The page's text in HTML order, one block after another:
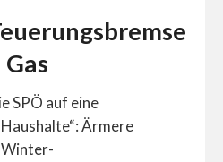
SPÖ auf eine
Ärmere
Winter-